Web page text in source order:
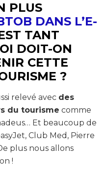
PLUS
DANS L’E-
TANT
DOIT-ON
CETTE
?
relevé avec des
du tourisme comme
Et beaucoup de
Club Med, Pierre
plus nous allons
!